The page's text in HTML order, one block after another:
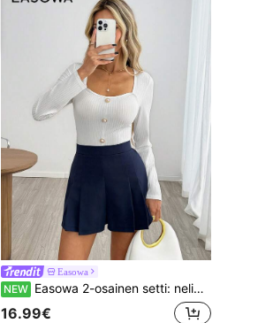
Easowa
NEW Easowa 2-osainen setti: neliönmuotoinen pääntie, metalli- ja helmikoristeiset napit, slim fit pitkähihainen T-paita ja laskostetut A-linjaiset leveälahkeiset shortsit
16.99€